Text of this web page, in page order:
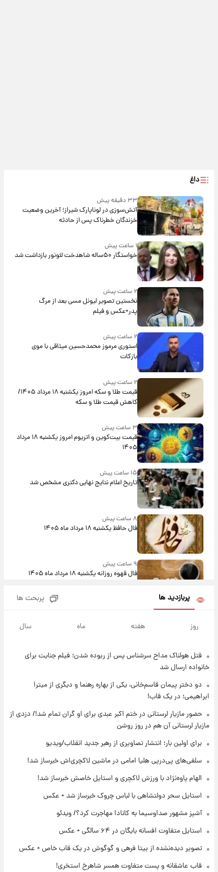
داغ
۳۳ دقیقه پیش
آتش‌سوزی در لوناپارک شیراز؛ آخرین وضعیت
خزندگان خطرناک پس از حادثه
۱ ساعت پیش
خواستگار ۵۰ساله شاهدخت لئونور بازداشت شد
۲ ساعت پیش
نخستین تصویر لیونل مسی بعد از مرگ
پدر+عکس و فیلم
۲ ساعت پیش
استوری مرموز محمدحسین میثاقی با موی
بازکات
۲ ساعت پیش
قیمت طلا و سکه امروز یکشنبه ۱۸ مرداد ۱۴۰۵/
کاهش قیمت طلا و سکه
۳ ساعت پیش
قیمت بیت‌کوین و اتریوم امروز یکشنبه ۱۸ مرداد
۱۴۰۵
۱۵ ساعت پیش
تاریخ اعلام نتایج نهایی دکتری مشخص شد
۸ ساعت پیش
فال حافظ یکشنبه ۱۸ مرداد ماه ۱۴۰۵
۹ ساعت پیش
فال قهوه روزانه یکشنبه ۱۸ مرداد ماه ۱۴۰۵
۱۷ ساعت پیش
لیونل مسی عزادار شد! + جزئیات
۲۱ ساعت پیش
لحظه برخورد رعد و برق به ساختمان مرکز تجارت
جهانی در آمریکا + فیلم
۲۱ ساعت پیش
برای اولین بار؛ انتشار تصاویری از رهبر جدید
انقلاب/ویدیو
تصاویر عمامه بستن به شیوه خاتمی/ویدیو
پربازدید ها پربحث ها
روز هفته ماه سال
قتل هولناک مداح سرشناس پس از ربوده شدن؛ فیلم جنایت برای
خانواده ارسال شد
دو دختر پیمان قاسم‌خانی، یکی از بهاره رهنما و دیگری از میترا
ابراهیمی؛ در یک قاب!
حضور مازیار لرستانی در ختم اکبر عبدی برای او گران تمام شد!/ دزدی از
مازیار لرستانی آن هم در روز روشن
برای اولین بار؛ انتشار تصاویری از رهبر جدید انقلاب/ویدیو
سلفی‌های پی‌درپی هلیا امامی در ماشین لاکچری‌اش خبرساز شد!
الهام پاوه‌نژاد با ورزش لاکچری و استایل خاصش خبرساز شد!
استایل سحر دولتشاهی با لباس چروک خبرساز شد + عکس
آشپز مشهور صداوسیما به کانادا مهاجرت کرد؟/ ویدئو
استایل متفاوت افسانه بایگان در ۶۴ سالگی + عکس
تصویر دیده‌نشده از بیتا فرهی و گوگوش در یک قاب خاص + عکس
قاب عاشقانه و پست متفاوت همسر شاهرخ استخری!